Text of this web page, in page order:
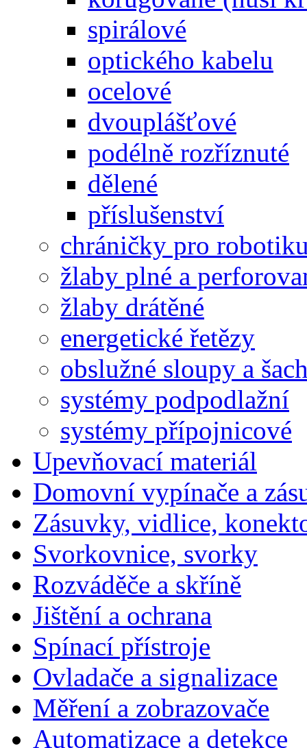
spirálové
optického kabelu
ocelové
dvouplášťové
podélně rozříznuté
dělené
příslušenství
chráničky pro
žlaby plné a
žlaby drátěné
energetické řetězy
obslužné sloupy a
systémy podpodlažní
systémy přípojnicové
Upevňovací materiál
Domovní vypínače a
Zásuvky, vidlice,
Svorkovnice, svorky
Rozváděče a skříně
Jištění a ochrana
Spínací přístroje
Ovladače a signalizace
Měření a zobrazovače
Automatizace a detekce